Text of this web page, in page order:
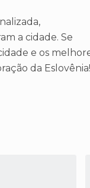
a cidade. Se
e os
da Eslovênia!